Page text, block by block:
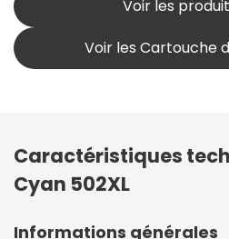
Voir les
Voir les Cartouche
Caractéristiques
Cyan 502XL
Informations générales